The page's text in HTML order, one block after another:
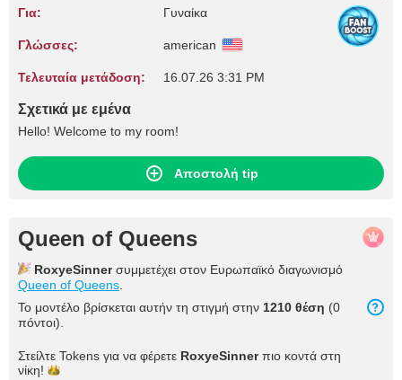
Για: Γυναίκα
Γλώσσες: american
Τελευταία μετάδοση: 16.07.26 3:31 PM
Σχετικά με εμένα
Hello! Welcome to my room!
Αποστολή tip
Queen of Queens
RoxyeSinner συμμετέχει στον Ευρωπαϊκό διαγωνισμό
Queen of Queens
Το μοντέλο βρίσκεται αυτήν τη στιγμή στην 1210 θέση (0
πόντοι).
Στείλτε Tokens για να φέρετε RoxyeSinner πιο κοντά στη
νίκη!